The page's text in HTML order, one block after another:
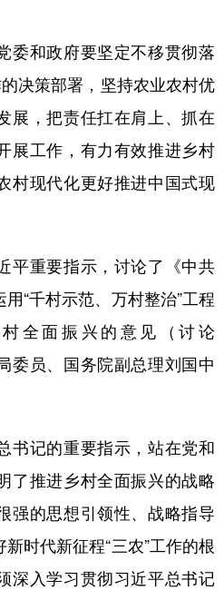
和政府要坚定不移贯彻落
决策部署，坚持农业农村优
展，把责任扛在肩上、抓在
展工作，有力有效推进乡村
村现代化更好推进中国式现
重要指示，讨论了《中共
“千村示范、万村整治”工程
全面振兴的意见（讨论
委员、国务院副总理刘国中
记的重要指示，站在党和
了推进乡村全面振兴的战略
强的思想引领性、战略指导
时代新征程“三农”工作的根
深入学习贯彻习近平总书记